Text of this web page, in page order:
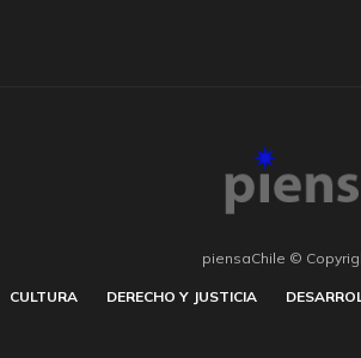
piensaChile ©
CULTURA DERECHO Y JUSTICIA